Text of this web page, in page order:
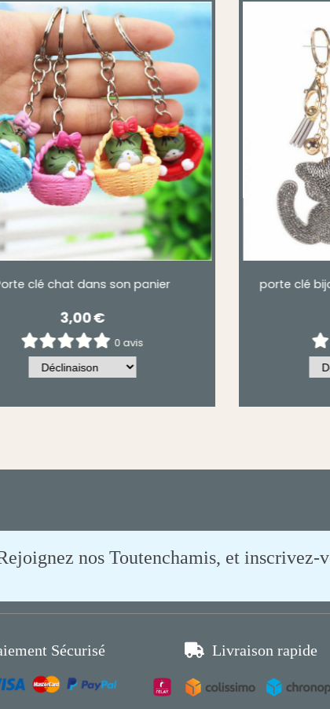
chat strass couleur champagne
6,00€
0 avis
Porte
nos Toutenchamis, et inscrivez-
Sécurisé  Livraison rapide